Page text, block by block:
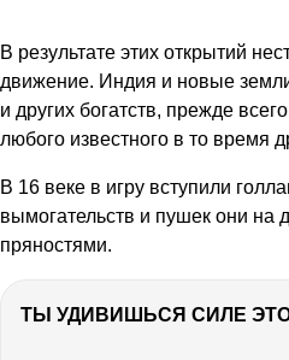
В результате этих открытий
движение. Индия и новые
и других богатств, прежде
любого известного в то время
В 16 веке в игру вступили
вымогательств и пушек они на
пряностями.